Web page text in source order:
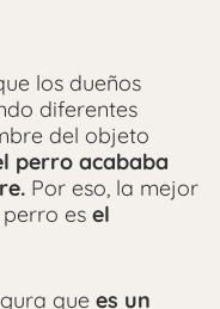
los dueños
diferentes
del objeto
perro acababa
Por eso, la mejor
es el
que es un